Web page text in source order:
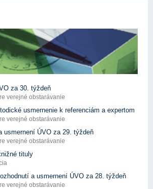
za 30. týždeň
verejné obstarávanie
usmernenie k referenciám a expertom
verejné obstarávanie
usmernení ÚVO za 29. týždeň
verejné obstarávanie
tituly
a usmernení ÚVO za 28. týždeň
verejné obstarávanie